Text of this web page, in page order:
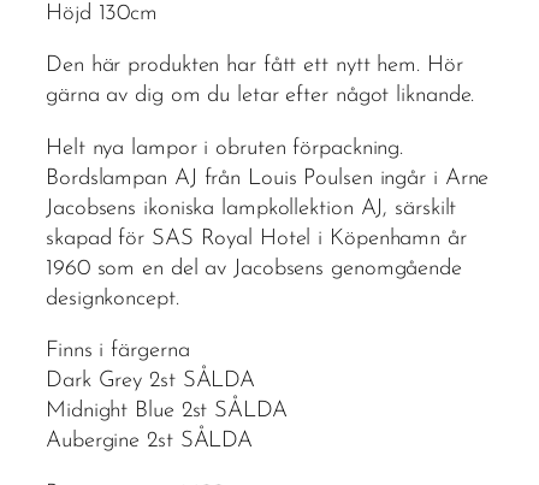
Höjd 130cm
Den här produkten har fått ett nytt hem. Hör
gärna av dig om du letar efter något liknande.
Helt nya lampor i obruten förpackning.
Bordslampan AJ från Louis Poulsen ingår i Arne
Jacobsens ikoniska lampkollektion AJ, särskilt
skapad för SAS Royal Hotel i Köpenhamn år
1960 som en del av Jacobsens genomgående
designkoncept.
Finns i färgerna
Dark Grey 2st SÅLDA
Midnight Blue 2st SÅLDA
Aubergine 2st SÅLDA